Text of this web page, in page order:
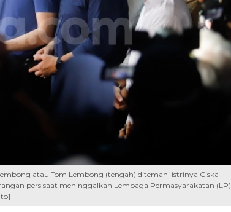
atau Tom Lembong (tengah) ditemani istrinya Ciska
pers saat meninggalkan Lembaga Permasyarakatan (LP)